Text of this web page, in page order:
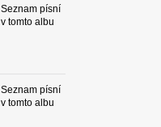
Seznam písní
v tomto albu
Seznam písní
v tomto albu